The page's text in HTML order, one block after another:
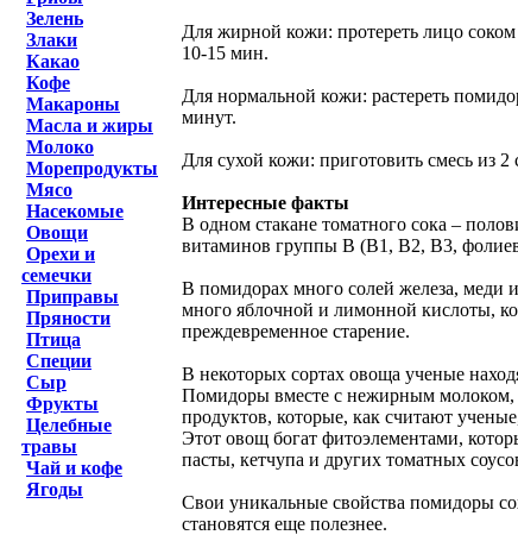
Зелень
Злаки
Какао
Кофе
Макароны
Масла и жиры
Молоко
Морепродукты
Мясо
Насекомые
Овощи
Орехи и
семечки
Приправы
Пряности
Птица
Специи
Сыр
Фрукты
Целебные
травы
Чай и кофе
Ягоды
Для жирной кожи: протереть лицо
10-15 мин.
Для нормальной кожи: растереть
минут.
Для сухой кожи: приготовить смесь из
Интересные факты
В одном стакане томатного сока –
витаминов группы В (В1, В2, В3,
В помидорах много солей железа, меди
много яблочной и лимонной кислоты,
преждевременное старение.
В некоторых сортах овоща ученые
Помидоры вместе с нежирным молоком,
продуктов, которые, как считают
Этот овощ богат фитоэлементами,
пасты, кетчупа и других томатных
Свои уникальные свойства помидоры
становятся еще полезнее.